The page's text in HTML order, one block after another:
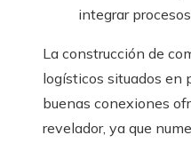
integrar
La construcción de
logísticos situados en
buenas conexiones
revelador, ya que